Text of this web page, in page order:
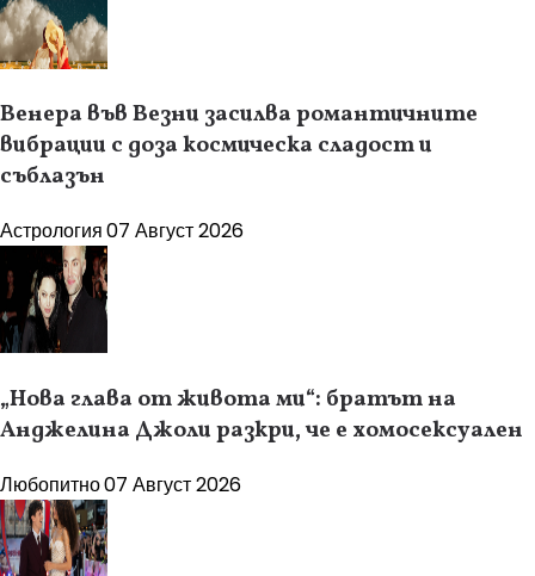
Венера във Везни засилва романтичните
вибрации с доза космическа сладост и
съблазън
Астрология07 Август 2026
„Нова глава от живота ми“: братът на
Анджелина Джоли разкри, че е хомосексуален
Любопитно07 Август 2026